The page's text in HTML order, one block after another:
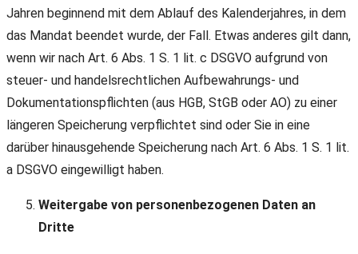
Jahren beginnend mit dem Ablauf des Kalenderjahres, in dem
das Mandat beendet wurde, der Fall. Etwas anderes gilt dann,
wenn wir nach Art. 6 Abs. 1 S. 1 lit. c DSGVO aufgrund von
steuer- und handelsrechtlichen Aufbewahrungs- und
Dokumentationspflichten (aus HGB, StGB oder AO) zu einer
längeren Speicherung verpflichtet sind oder Sie in eine
darüber hinausgehende Speicherung nach Art. 6 Abs. 1 S. 1 lit.
a DSGVO eingewilligt haben.
Weitergabe von personenbezogenen Daten an
Dritte